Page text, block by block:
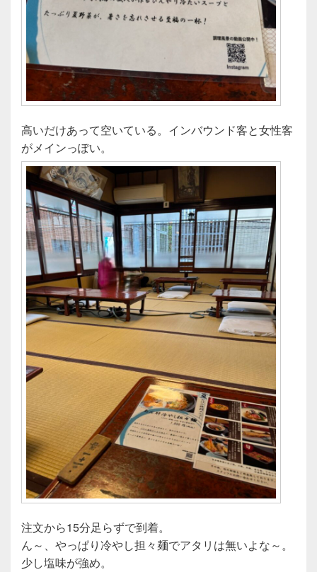
高いだけあって空いている。インバウンド客と女性客
がメインっぽい。
注文から15分足らずで到着。
ん～、やっぱり冷やし担々麺でアタリは無いよな～。
少し塩味が強め。